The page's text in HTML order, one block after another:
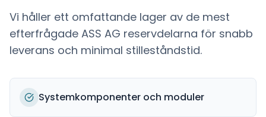
Vi håller ett omfattande lager av de mest
efterfrågade ASS AG reservdelarna för snabb
leverans och minimal stilleståndstid.
Systemkomponenter och moduler